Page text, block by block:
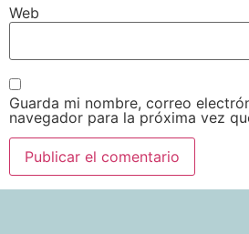
Web
Guarda mi nombre, correo
navegador para la próxima vez